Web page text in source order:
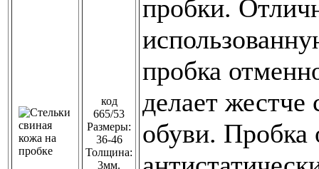
код
665/53
Размеры:
36-46
Толщина:
3мм.
пробки.
пробка
делает жестче
обуви. Пробка